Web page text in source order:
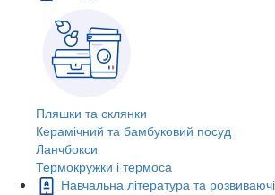
Пляшки та склянки
Керамічний та бамбуковий посуд
Ланчбокси
Термокружки і термоса
Навчальна література та